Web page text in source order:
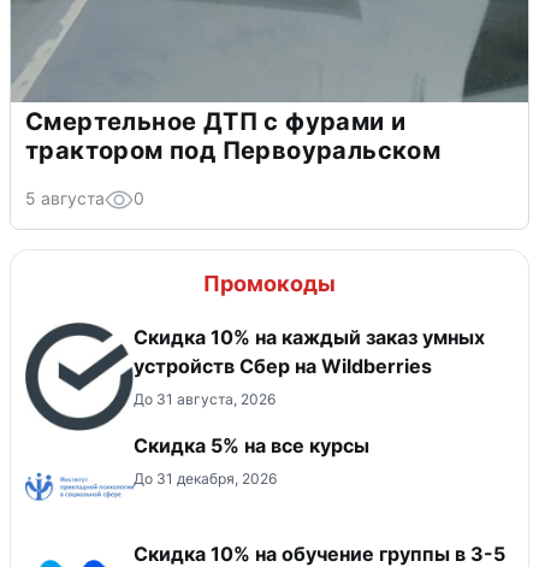
Смертельное ДТП с фурами и
трактором под Первоуральском
5 августа 0
Промокоды
Скидка 10% на каждый заказ умных
устройств Сбер на Wildberries
До 31 августа, 2026
Скидка 5% на все курсы
До 31 декабря, 2026
Скидка 10% на обучение группы в 3-5